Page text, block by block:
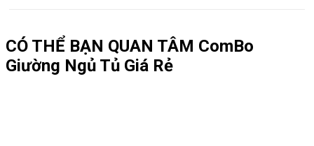
CÓ THỂ BẠN QUAN TÂM ComBo
Giường Ngủ Tủ Giá Rẻ